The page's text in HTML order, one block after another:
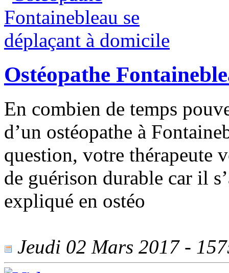
Ostéopathe
En combien de temps
d’un ostéopathe à
question, votre thérapeute
de guérison durable car il
expliqué en ostéo
Jeudi 02 Mars 2017 -